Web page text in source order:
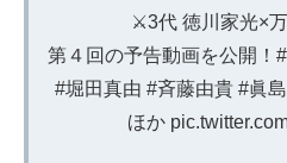
⚔3代 徳川家光×
第４回の予告動画を公開！
#堀田真由 #斉藤由貴 #眞
ほか